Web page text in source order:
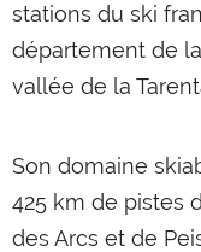
stations du ski
département de
vallée de la
Son domaine
425 km de pistes
des Arcs et de